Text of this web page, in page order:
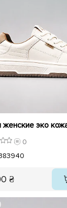
0
3940
₴